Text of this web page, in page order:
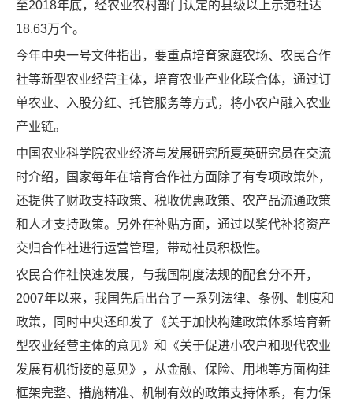
至2018年底，经农业农村部门认定的县级以上示范社达
18.63万个。
今年中央一号文件指出，要重点培育家庭农场、农民合作
社等新型农业经营主体，培育农业产业化联合体，通过订
单农业、入股分红、托管服务等方式，将小农户融入农业
产业链。
中国农业科学院农业经济与发展研究所夏英研究员在交流
时介绍，国家每年在培育合作社方面除了有专项政策外，
还提供了财政支持政策、税收优惠政策、农产品流通政策
和人才支持政策。另外在补贴方面，通过以奖代补将资产
交归合作社进行运营管理，带动社员积极性。
农民合作社快速发展，与我国制度法规的配套分不开，
2007年以来，我国先后出台了一系列法律、条例、制度和
政策，同时中央还印发了《关于加快构建政策体系培育新
型农业经营主体的意见》和《关于促进小农户和现代农业
发展有机衔接的意见》，从金融、保险、用地等方面构建
框架完整、措施精准、机制有效的政策支持体系，有力保